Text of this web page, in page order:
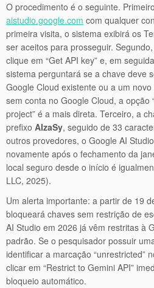
O procedimento é o seguinte.
aistudio.google.com com qualquer
primeira visita, o sistema exibirá os
ser aceitos para prosseguir.
clique em “Get API key” e, em
sistema perguntará se a chave deve
Google Cloud existente ou a um
sem conta no Google Cloud, a opção
project” é a mais direta. Terceiro, a
prefixo AIzaSy, seguido de 33
outros provedores, o Google AI
novamente após o fechamento da
local seguro desde o início é
LLC, 2025).
Um alerta importante: a partir de 19
bloqueará chaves sem restrição de
AI Studio em 2026 já vêm restritas à
padrão. Se o pesquisador possuir
identificar a marcação “unrestricted”
clicar em “Restrict to Gemini API”
bloqueio automático.